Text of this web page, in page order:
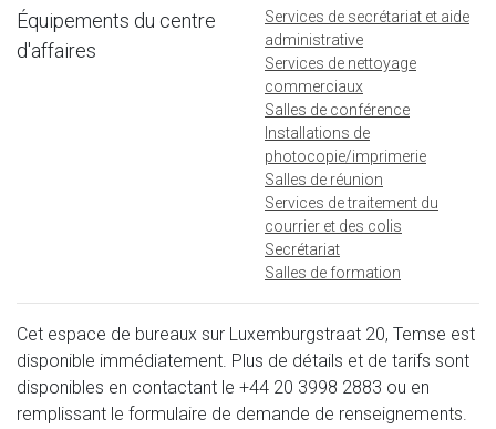
Équipements du centre
d'affaires
Services de secrétariat et aide
administrative
Services de nettoyage
commerciaux
Salles de conférence
Installations de
photocopie/imprimerie
Salles de réunion
Services de traitement du
courrier et des colis
Secrétariat
Salles de formation
Cet espace de bureaux sur Luxemburgstraat 20, Temse est
disponible immédiatement. Plus de détails et de tarifs sont
disponibles en contactant le +44 20 3998 2883 ou en
remplissant le formulaire de demande de renseignements.